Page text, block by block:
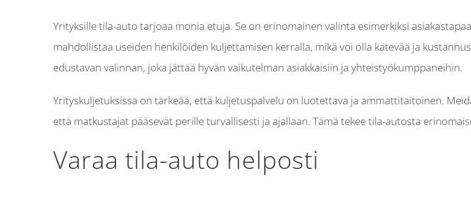
Yrityksille tila-auto tarjoaa monia etuja. Se on erinomainen valinta esimerkiksi
mahdollistaa useiden henkilöiden kuljettamisen kerralla, mikä voi olla kätevää ja
edustavan valinnan, joka jättää hyvän vaikutelman asiakkaisiin ja yhteistyökumppaneihin.
Yrityskuljetuksissa on tärkeää, että kuljetuspalvelu on luotettava ja ammattitaitoinen.
että matkustajat pääsevät perille turvallisesti ja ajallaan. Tämä tekee tila-autosta
Varaa tila-auto helposti